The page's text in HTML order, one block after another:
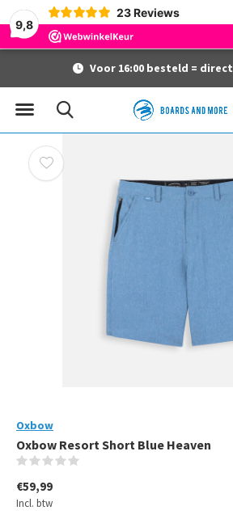
9,8
23 Reviews
Voor 16:00 besteld =
Oxbow
Oxbow Resort Short Blue Heaven
€59,99
Incl. btw